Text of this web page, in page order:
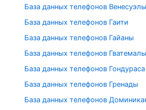
База данных телефонов Венесуэлы
База данных телефонов Гаити
База данных телефонов Гайаны
База данных телефонов Гватемалы
База данных телефонов Гондураса
База данных телефонов Гренады
База данных телефонов